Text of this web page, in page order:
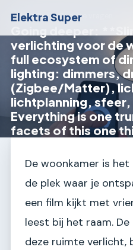
Elektra Super
Elektra Super›Overige vragen
verlichting voor de
full ecosystem of
lighting: dimmers,
(Zigbee/Matter),
lichtplanning,
Everything is one
facets of this one
De woonkamer is
de plek waar je
een film kijkt met
leest bij het raam.
deze ruimte verlicht,